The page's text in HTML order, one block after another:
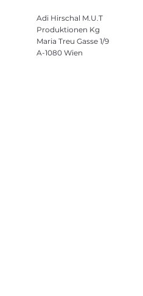
Adi Hirschal M.U.T
Produktionen Kg
Maria Treu Gasse 1/9
A-1080 Wien